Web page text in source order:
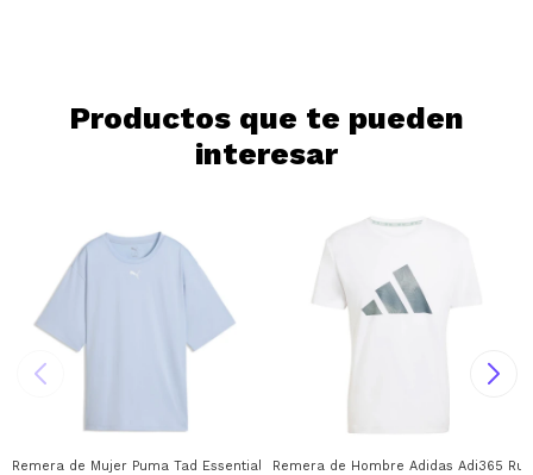
Productos que te pueden
interesar
Remera de Mujer Puma Tad Essential Relaxed Puma - Celeste
Remera de Hombre Adidas Adi365